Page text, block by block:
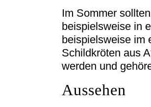
Im Sommer
beispielsweise in
beispielsweise im
Schildkröten aus
werden und
Aussehen